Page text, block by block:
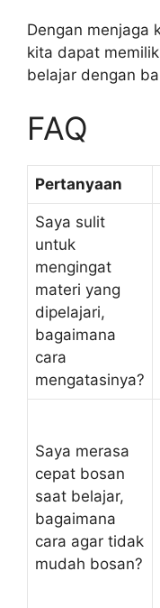
Dengan menjaga
kita dapat
belajar dengan
FAQ
Pertanyaan
Saya sulit
untuk
mengingat
materi yang
dipelajari,
bagaimana
cara
mengatasinya?
Saya merasa
cepat bosan
saat belajar,
bagaimana
cara agar tidak
mudah bosan?